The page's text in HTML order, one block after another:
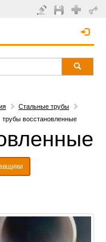
Стальные трубы
трубы восстановленные